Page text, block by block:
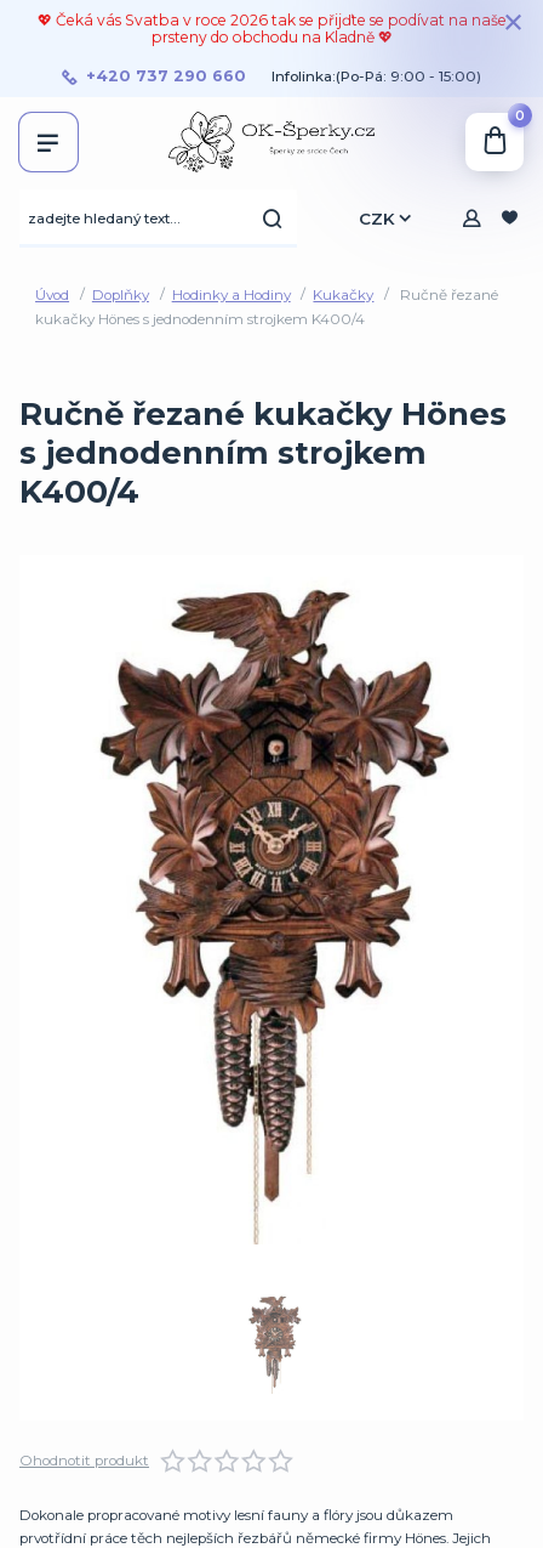
💖 Čeká vás Svatba v roce 2026 tak se přijďte se podívat na naše
prsteny do obchodu na Kladně 💖
CZK
+420 737 290 660 Infolinka:(Po-Pá: 9:00 - 15:00)
0
Úvod Doplňky Hodinky a Hodiny Kukačky
Ručně řezané
kukačky Hönes s jednodenním strojkem K400/4
Ručně řezané kukačky Hönes
s jednodenním strojkem
K400/4
Ohodnotit produkt
Dokonale propracované motivy lesní fauny a flóry jsou důkazem
prvotřídní práce těch nejlepších řezbářů německé firmy Hönes. Jejich